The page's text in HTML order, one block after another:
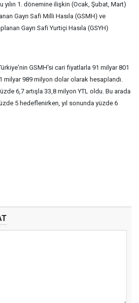
yılın 1. dönemine ilişkin (Ocak, Şubat, Mart)
Gayrı Safi Milli Hasıla (GSMH) ve
Gayrı Safi Yurtiçi Hasıla (GSYH)
GSMH'si cari fiyatlarla 91 milyar 801
milyar 989 milyon dolar olarak hesaplandı.
6,7 artışla 33,8 milyon YTL oldu. Bu arada
5 hedeflenirken, yıl sonunda yüzde 6